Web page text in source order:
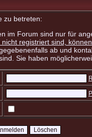
zu betreten:
im Forum sind nur für
nicht registriert sind,
ab und
Sie haben